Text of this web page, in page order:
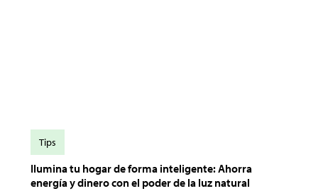
Ilumina tu hogar de forma inteligente: Ahorra
energía y dinero con el poder de la luz natural
Tips